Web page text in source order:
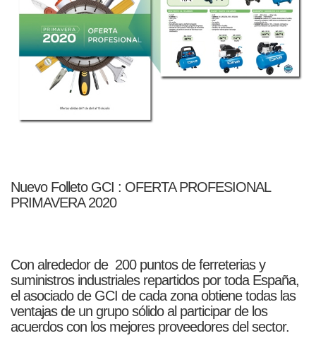
Nuevo Folleto GCI : OFERTA PROFESIONAL
PRIMAVERA 2020
Con alrededor de 200 puntos de ferreterias y
suministros industriales repartidos por toda España,
el asociado de GCI de cada zona obtiene todas las
ventajas de un grupo sólido al participar de los
acuerdos con los mejores proveedores del sector.